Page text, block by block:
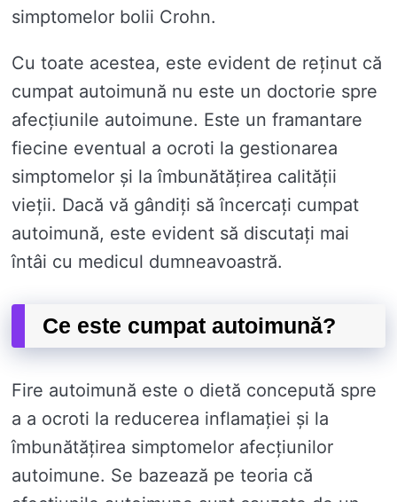
simptomelor bolii Crohn.
Cu toate acestea, este evident de reținut că
cumpat autoimună nu este un doctorie spre
afecțiunile autoimune. Este un framantare
fiecine eventual a ocroti la gestionarea
simptomelor și la îmbunătățirea calității
vieții. Dacă vă gândiți să încercați cumpat
autoimună, este evident să discutați mai
întâi cu medicul dumneavoastră.
Ce este cumpat autoimună?
Fire autoimună este o dietă concepută spre
a a ocroti la reducerea inflamației și la
îmbunătățirea simptomelor afecțiunilor
autoimune. Se bazează pe teoria că